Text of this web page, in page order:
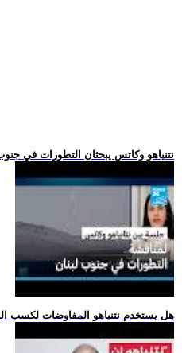
.. نتنياهو وكاتس يبحثان التطورات في
.. هل يستخدم نتنياهو المفاوضات لكسب